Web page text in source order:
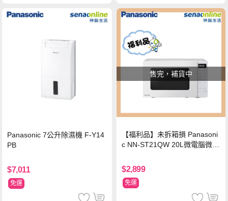
Panasonic 7公升除濕機 F-Y14
PB
$7,011
免運
售完，補貨中
【福利品】未拆箱損 Panasoni
c NN-ST21QW 20L微電腦微波
$2,899
免運